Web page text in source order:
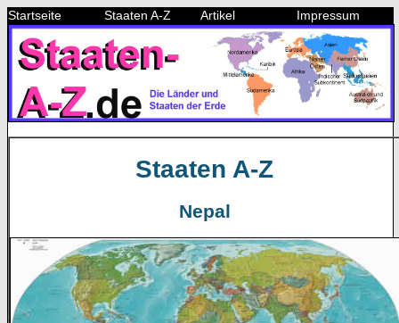
Startseite Staaten A-Z Artikel Impressum
Staaten A-Z
Nepal